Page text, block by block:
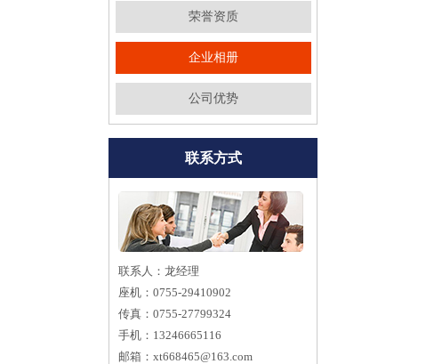
荣誉资质
企业相册
公司优势
联系方式
联系人：龙经理
座机：0755-29410902
传真：0755-27799324
手机：13246665116
邮箱： xt668465@163.com